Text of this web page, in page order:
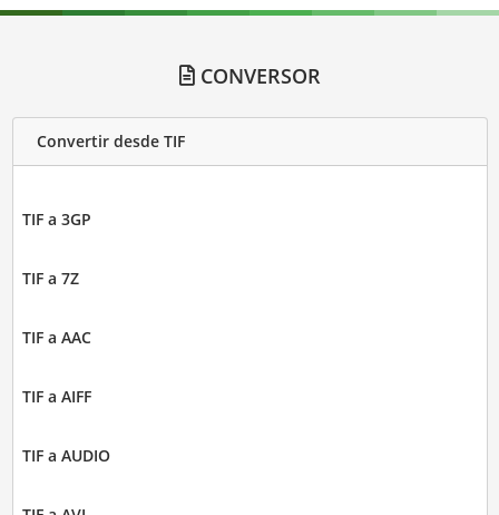
CONVERSOR
Convertir desde TIF
TIF a 3GP
TIF a 7Z
TIF a AAC
TIF a AIFF
TIF a AUDIO